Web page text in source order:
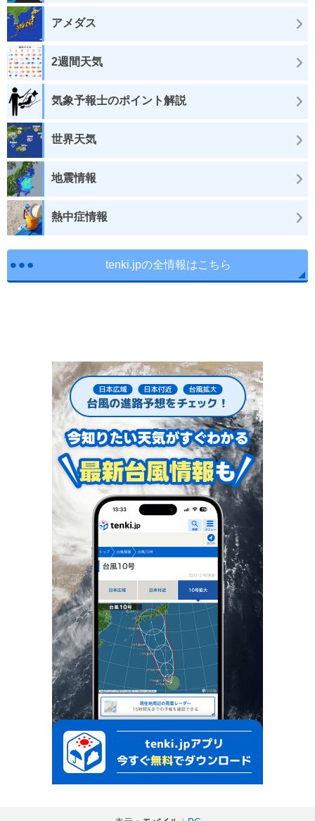
アメダス
2週間天気
気象予報士のポイント解説
世界天気
地震情報
熱中症情報
tenki.jpの全情報はこちら